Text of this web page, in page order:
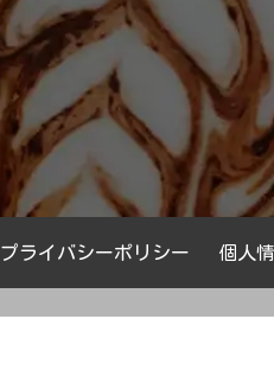
プライバシーポリシー 個人